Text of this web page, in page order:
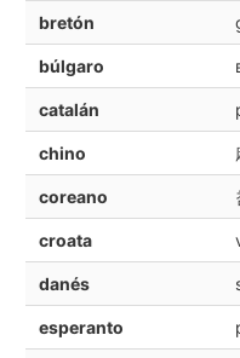
bretón
búlgaro
catalán
chino
coreano
croata
danés
esperanto